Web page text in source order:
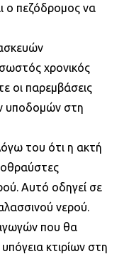
ο πεζόδρομος να
χρονικός
οι παρεμβάσεις
υποδομών στη
του ότι η ακτή
Αυτό οδηγεί σε
νερού.
που θα
κτιρίων στη